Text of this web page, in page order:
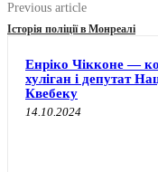
Previous article
Історія поліції в Монреалі
Енріко Чікконе —
хуліган і депутат
Квебеку
14.10.2024